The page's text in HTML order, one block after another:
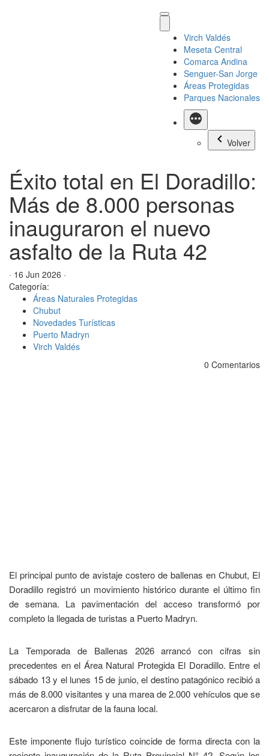
Virch Valdés
Meseta Central
Comarca Andina
Senguer-San Jorge
Áreas Protegidas
Parques Nacionales
Más
Volver
Éxito total en El Doradillo:
Más de 8.000 personas
inauguraron el nuevo
asfalto de la Ruta 42
· 16 Jun 2026 ·
Categoría:
Áreas Naturales Protegidas
Chubut
Novedades Turísticas
Puerto Madryn
Virch Valdés
0 Comentarios
El principal punto de avistaje costero de ballenas en Chubut, El
Doradillo registró un movimiento histórico durante el último fin
de semana. La pavimentación del acceso transformó por
completo la llegada de turistas a Puerto Madryn.
La Temporada de Ballenas 2026 arrancó con cifras sin
precedentes en el Área Natural Protegida El Doradillo. Entre el
sábado 13 y el lunes 15 de junio, el destino patagónico recibió a
más de 8.000 visitantes y una marea de 2.000 vehículos que se
acercaron a disfrutar de la fauna local.
Este imponente flujo turístico coincide de forma directa con la